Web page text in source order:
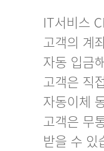
IT서비스
고객의 계
자동 입금
고객은 직
자동이체
고객은 무
받을 수 있